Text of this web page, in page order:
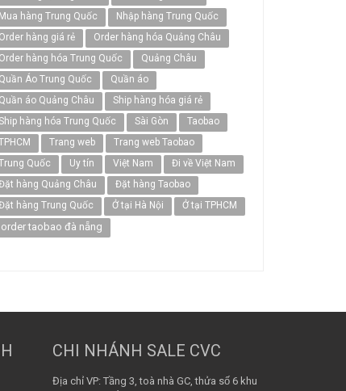
Mua hàng Trung Quốc
Nhập hàng Trung Quốc
Order hàng giá rẻ
Order hàng hóa Quảng Châu
Order hàng hóa Trung Quốc
Quảng Châu
Quần Áo Trung Quốc
Quần áo
Quần áo Quảng Châu
Ship hàng hóa giá rẻ
hàng hóa Trung Quốc
Sài Gòn
Taobao
Trang web
Trang web Taobao
Quốc
Uy tín Việt Nam
Đi về Việt Nam
hàng Quảng Châu
Đặt hàng Taobao
hàng Trung Quốc
Ở tại Hà Nội Ở tại TPHCM
order taobao đà nẵng
CHI NHÁNH SALE CVC
Địa chỉ VP: Tầng 3, toà nhà GC, thửa số 6 khu